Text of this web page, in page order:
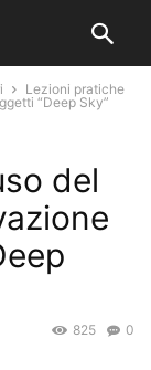
Lezioni pratiche
“Deep Sky”
del
0
825